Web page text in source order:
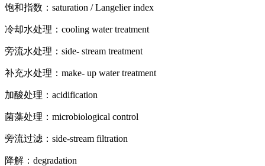
饱和指数：saturation / Langelier index
冷却水处理：cooling water treatment
旁流水处理：side- stream treatment
补充水处理：make- up water treatment
加酸处理：acidification
菌藻处理：microbiological control
旁流过滤：side-stream filtration
降解：degradation